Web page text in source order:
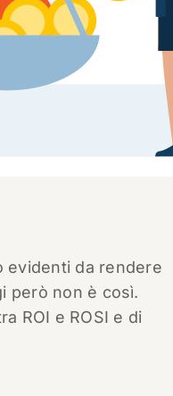
evidenti da rendere
però non è così.
ROI e ROSI e di